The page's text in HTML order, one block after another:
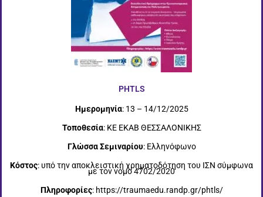
PHTLS
Ημερομηνία: 13 – 14/12/2025
Τοποθεσία: ΚΕ ΕΚΑΒ ΘΕΣΣΑΛΟΝΙΚΗΣ
Γλώσσα Σεμιναρίου: Ελληνόφωνο
Κόστος: υπό την αποκλειστική χρηματοδότηση του ΙΣΝ σύμφωνα
με τον νόμο 4702/2020
Πληροφορίες: https://traumaedu.randp.gr/phtls/